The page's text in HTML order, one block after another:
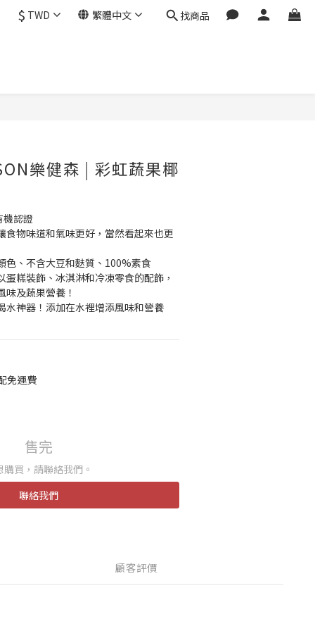
$ TWD 繁體中文 找商品
樂健森 | 彩虹蔬果椰
認證
物味道和氣味更好，當然看起來也更
、不含大豆和麩質、100%素食
糕裝飾、冰淇淋和冷凍零食的配飾，
及蔬果營養！
神器！添加在水裡增添風味和營養
免運費
售完
購買，請聯絡我們。
聯絡我們
顧客評價